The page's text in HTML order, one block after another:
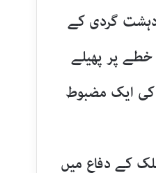
دہشت گردی کے
پر پھیلے
کی ایک مضبوط
کے دفاع میں